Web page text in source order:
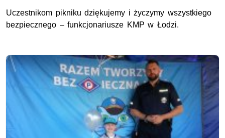
Uczestnikom pikniku dziękujemy i życzymy wszystkiego
bezpiecznego – funkcjonariusze KMP w Łodzi.